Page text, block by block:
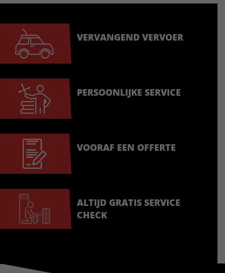
VERVANGEND VERVOER
PERSOONLIJKE SERVICE
VOORAF EEN OFFERTE
ALTIJD GRATIS SERVICE
CHECK